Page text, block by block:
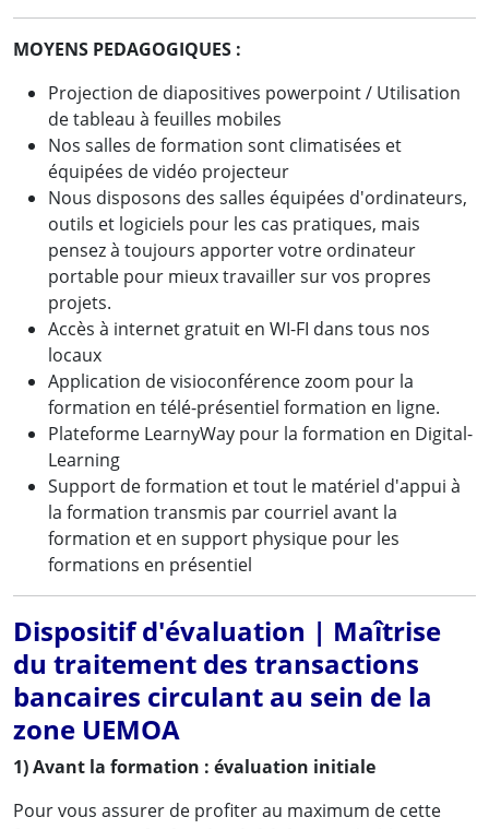
MOYENS PEDAGOGIQUES :
Projection de diapositives powerpoint / Utilisation
de tableau à feuilles mobiles
Nos salles de formation sont climatisées et
équipées de vidéo projecteur
Nous disposons des salles équipées d'ordinateurs,
outils et logiciels pour les cas pratiques, mais
pensez à toujours apporter votre ordinateur
portable pour mieux travailler sur vos propres
projets.
Accès à internet gratuit en WI-FI dans tous nos
locaux
Application de visioconférence zoom pour la
formation en télé-présentiel formation en ligne.
Plateforme LearnyWay pour la formation en Digital-
Learning
Support de formation et tout le matériel d'appui à
la formation transmis par courriel avant la
formation et en support physique pour les
formations en présentiel
Dispositif d'évaluation | Maîtrise
du traitement des transactions
bancaires circulant au sein de la
zone UEMOA
1) Avant la formation : évaluation initiale
Pour vous assurer de profiter au maximum de cette